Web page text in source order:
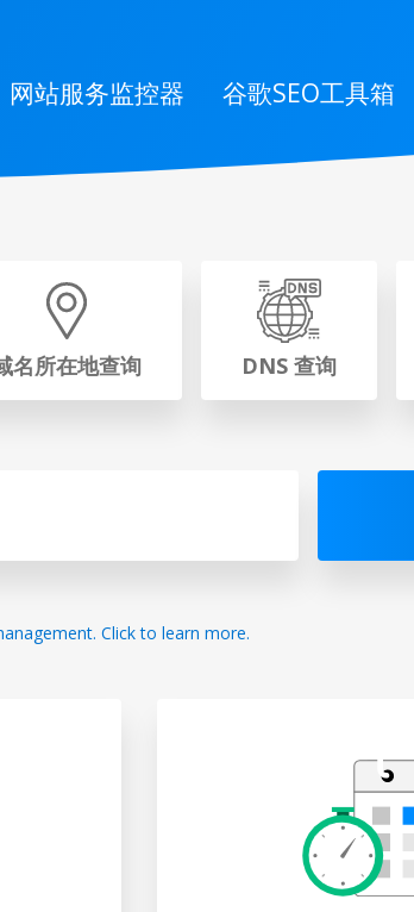
网站服务监控器 谷歌SEO工具箱
名所在地查询 DNS 查询